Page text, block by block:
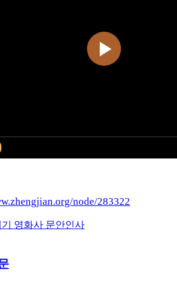
node/283322
영화사 문안인사